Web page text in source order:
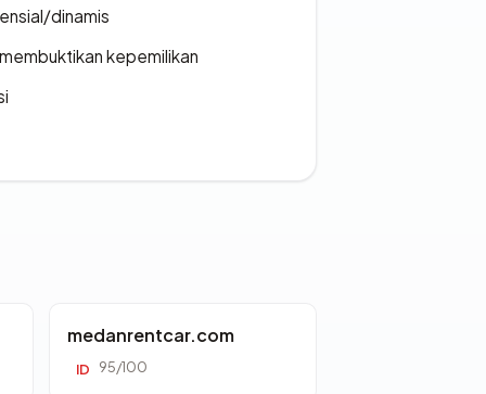
dinamis
kepemilikan
medanrentcar.com
ID 95/100